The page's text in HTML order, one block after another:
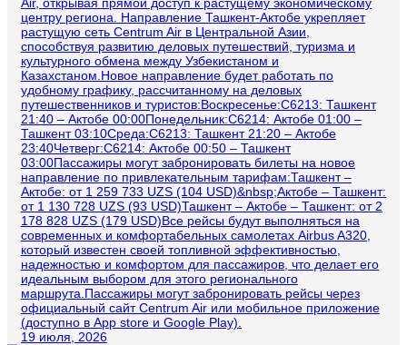
центру региона. Направление Ташкент-Актобе укрепляет
растущую сеть Centrum Air в Центральной Азии,
способствуя развитию деловых путешествий, туризма и
культурного обмена между Узбекистаном и
Казахстаном.Новое направление будет работать по
удобному графику, рассчитанному на деловых
путешественников и туристов:Воскресенье:C6213: Ташкент
21:40 – Актобе 00:00Понедельник:C6214: Актобе 01:00 –
Ташкент 03:10Среда:C6213: Ташкент 21:20 – Актобе
23:40Четверг:C6214: Актобе 00:50 – Ташкент
03:00Пассажиры могут забронировать билеты на новое
направление по привлекательным тарифам:Ташкент –
Актобе: от 1 259 733 UZS (104 USD)&nbsp;Актобе – Ташкент:
от 1 130 728 UZS (93 USD)Ташкент – Актобе – Ташкент: от 2
178 828 UZS (179 USD)Все рейсы будут выполняться на
современных и комфортабельных самолетах Airbus A320,
который известен своей топливной эффективностью,
надежностью и комфортом для пассажиров, что делает его
идеальным выбором для этого регионального
маршрута.Пассажиры могут забронировать рейсы через
официальный сайт Centrum Air или мобильное приложение
(доступно в App store и Google Play).
19 июля, 2026